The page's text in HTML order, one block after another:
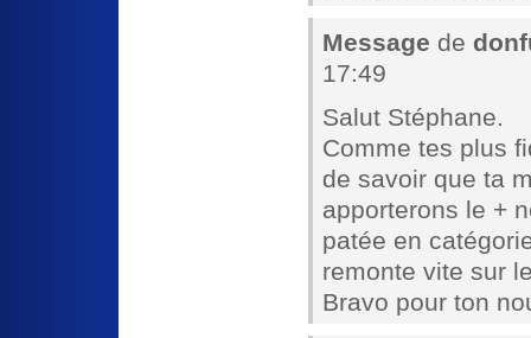
Message de
17:49
Salut Stéphane.
Comme tes plus
de savoir que ta
apporterons le +
patée en
remonte vite sur
Bravo pour ton